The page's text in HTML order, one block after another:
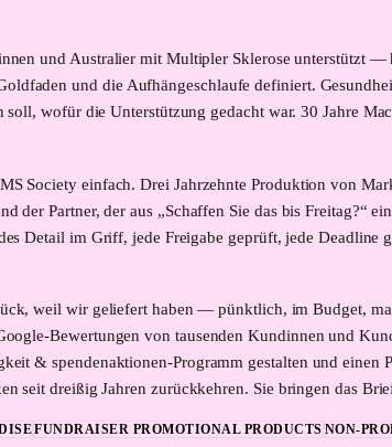
und Australier mit Multipler Sklerose unterstützt —
und die Aufhängeschlaufe definiert.
soll, wofür die Unterstützung gedacht war. 30 Jahre
Society einfach. Drei Jahrzehnte Produktion von
der Partner, der aus „Schaffen Sie das bis Freitag?“
Detail im Griff, jede Freigabe geprüft, jede
weil wir geliefert haben — pünktlich, im Budget,
Bewertungen von tausenden Kundinnen und
& spendenaktionen-Programm gestalten und
seit dreißig Jahren zurückkehren. Sie bringen das
FUNDRAISER PROMOTIONAL PRODUCTS NON-